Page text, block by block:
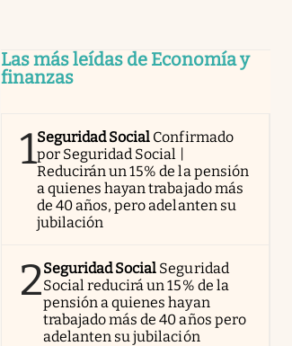
Las más leídas de Economía y
finanzas
1Seguridad Social Confirmado
por Seguridad Social |
Reducirán un 15% de la pensión
a quienes hayan trabajado más
de 40 años, pero adelanten su
jubilación
2Seguridad Social Seguridad
Social reducirá un 15% de la
pensión a quienes hayan
trabajado más de 40 años pero
adelanten su jubilación